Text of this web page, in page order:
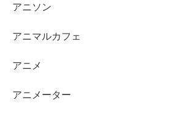
アニソン
アニマルカフェ
アニメ
アニメーター